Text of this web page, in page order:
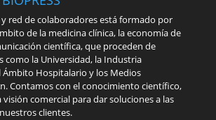
red de colaboradores está formado por
de la medicina clínica, la economía de
científica, que proceden de
como la Universidad, la Industria
Ámbito Hospitalario y los Medios
Contamos con el conocimiento científico,
visión comercial para dar soluciones a las
clientes.